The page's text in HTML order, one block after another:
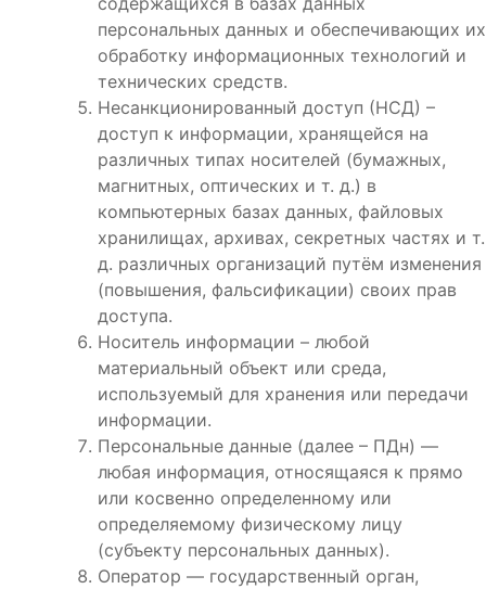
персональных данных и обеспечивающих их
обработку информационных технологий и
технических средств.
Несанкционированный доступ (НСД) –
доступ к информации, хранящейся на
различных типах носителей (бумажных,
магнитных, оптических и т. д.) в
компьютерных базах данных, файловых
хранилищах, архивах, секретных частях и т.
д. различных организаций путём изменения
(повышения, фальсификации) своих прав
доступа.
Носитель информации – любой
материальный объект или среда,
используемый для хранения или передачи
информации.
Персональные данные (далее – ПДн) —
любая информация, относящаяся к прямо
или косвенно определенному или
определяемому физическому лицу
(субъекту персональных данных).
Оператор — государственный орган,